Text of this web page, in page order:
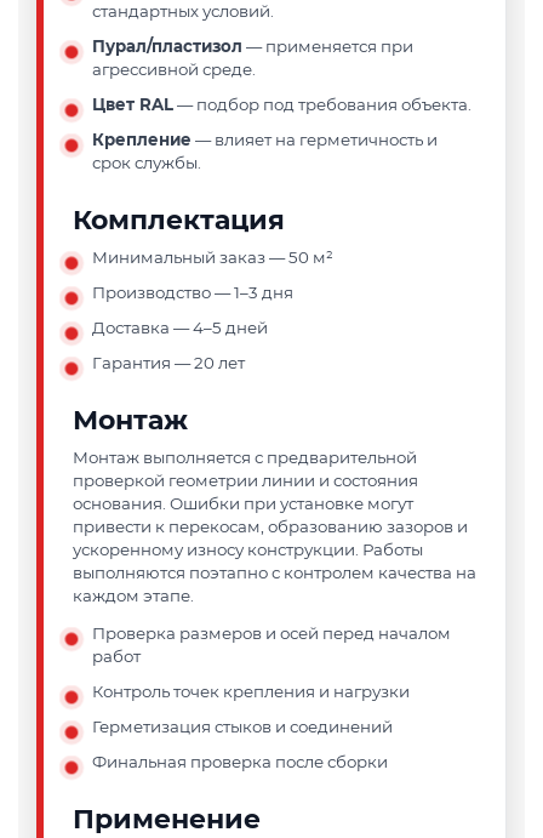
стандартных условий.
Пурал/пластизол — применяется при
агрессивной среде.
Цвет RAL— подбор под требования объекта.
Крепление — влияет на герметичность и
срок службы.
Комплектация
Минимальный заказ — 50 м²
Производство — 1–3 дня
Доставка — 4–5 дней
Гарантия — 20 лет
Монтаж
Монтаж выполняется с предварительной
проверкой геометрии линии и состояния
основания. Ошибки при установке могут
привести к перекосам, образованию зазоров и
ускоренному износу конструкции. Работы
выполняются поэтапно с контролем качества на
каждом этапе.
Проверка размеров и осей перед началом
работ
Контроль точек крепления и нагрузки
Герметизация стыков и соединений
Финальная проверка после сборки
Применение